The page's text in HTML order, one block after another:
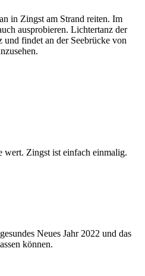
in Zingst am Strand reiten. Im
ausprobieren. Lichtertanz der
und findet an der Seebrücke von
wert. Zingst ist einfach einmalig.
Neues Jahr 2022 und das
können.